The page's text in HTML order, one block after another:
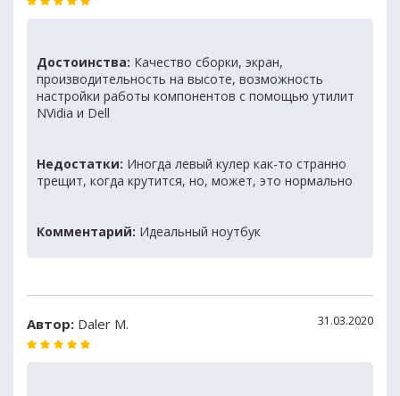
Достоинства: Качество сборки, экран,
производительность на высоте, возможность
настройки работы компонентов с помощью утилит
NVidia и Dell
Недостатки: Иногда левый кулер как-то странно
трещит, когда крутится, но, может, это нормально
Комментарий: Идеальный ноутбук
Автор: Daler M. 31.03.2020